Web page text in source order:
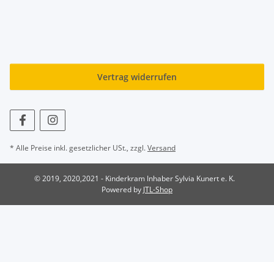
Vertrag widerrufen
* Alle Preise inkl. gesetzlicher USt., zzgl.Versand
© 2019, 2020,2021 - Kinderkram Inhaber Sylvia Kunert e. K.
Powered by JTL-Shop